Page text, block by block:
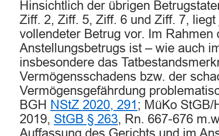
Hinsichtlich der übrigen
Ziff. 2, Ziff. 5, Ziff. 6 und Ziff. 7,
vollendeter Betrug vor. Im Rahmen
Anstellungsbetrugs ist – wie auch
insbesondere das
Vermögensschadens bzw. der
Vermögensgefährdung
BGH NStZ 2020, 291 ; MüKo StGB/
2019, StGB § 263, Rn. 667-676
Auffassung des Gerichts und im